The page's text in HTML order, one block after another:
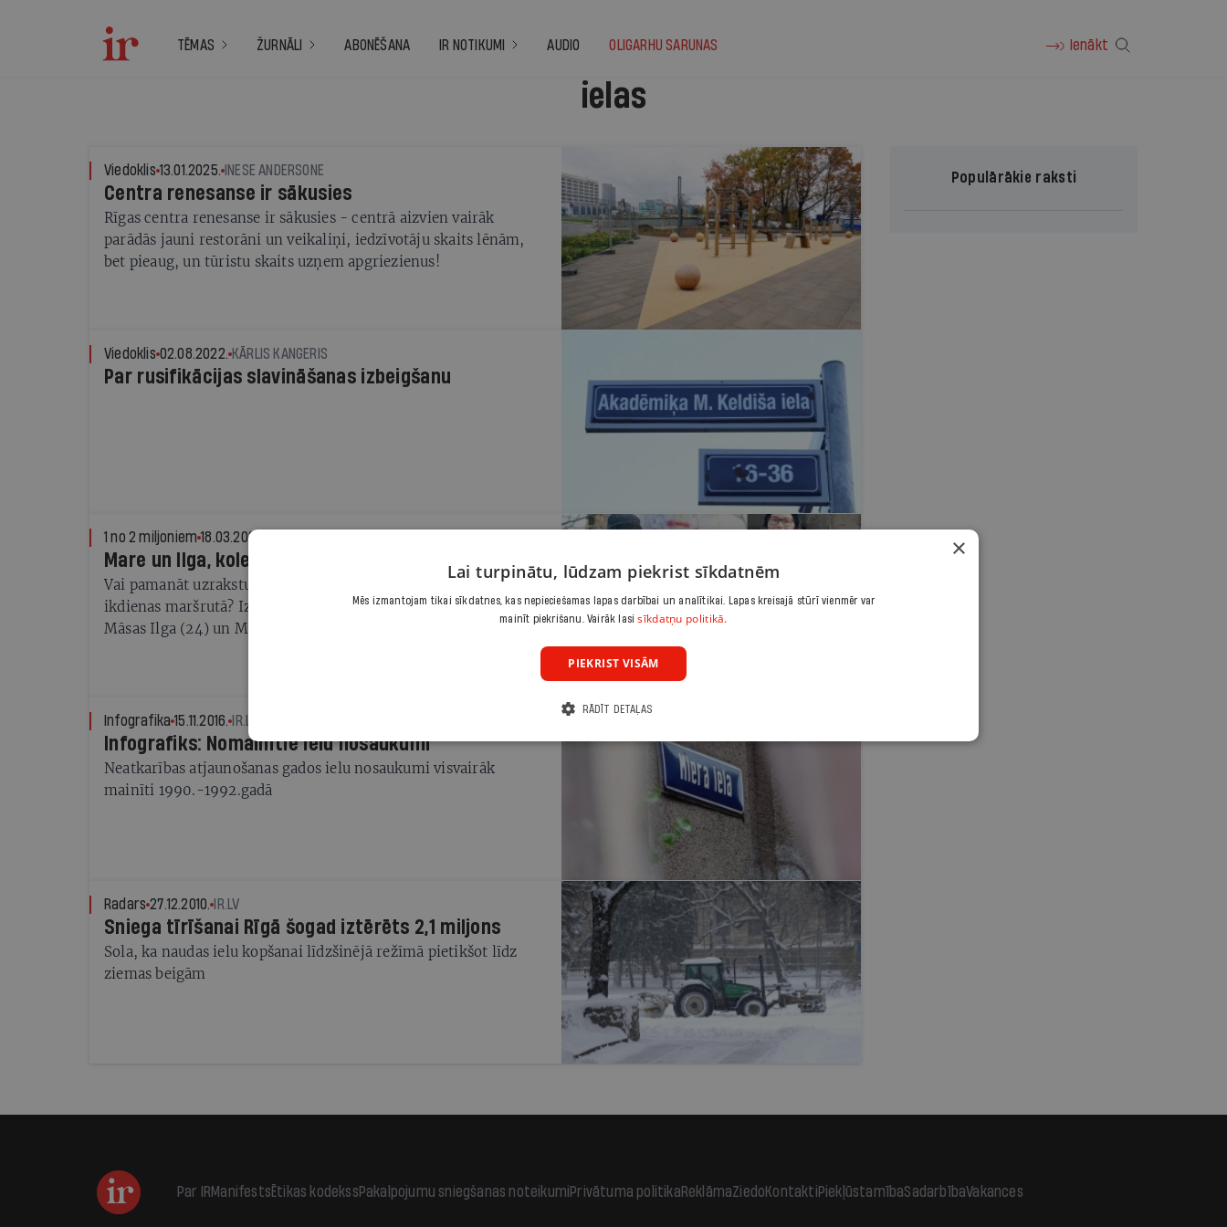
TĒMAS ŽURNĀLI ABONĒŠANA IR NOTIKUMI AUDIO OLIGARHU SARUNAS Ienākt
ielas
Viedoklis 13.01.2025. INESE ANDERSONE
Centra renesanse ir sākusies
Rīgas centra renesanse ir sākusies - centrā aizvien vairāk
parādās jauni restorāni un veikaliņi, iedzīvotāju skaits lēnām,
bet pieaug, un tūristu skaits uzņem apgriezienus!
Viedoklis 02.08.2022. KĀRLIS KANGERIS
Par rusifikācijas slavināšanas izbeigšanu
1 no 2 miljoniem 18.03.2020.
Mare un Ilga, kolekcionē ielu uzrakstus
Vai pamanāt uzrakstus, kas rotā māju sienas un stabus jūsu
ikdienas maršrutā? Izrādās, to ir daudz vairāk, nekā ievērojam.
Māsas Ilga (24) un Mare (20), kā viņa lūdz sevi saukt, jau ceturto
Infografika 15.11.2016. IR.LV
Infografiks: Nomainītie ielu nosaukumi
Neatkarības atjaunošanas gados ielu nosaukumi visvairāk
mainīti 1990.-1992.gadā
Radars 27.12.2010. IR.LV
Sniega tīrīšanai Rīgā šogad iztērēts 2,1 miljons
Sola, ka naudas ielu kopšanai līdzšinējā režīmā pietikšot līdz
ziemas beigām
Populārākie raksti
Par IRManifestsĒtikas kodekssPakalpojumu sniegšanas noteikumiPrivātuma politikaReklāmaZiedoKontaktiPiekļūstamībaSadarbībaVakances
×
Lai turpinātu, lūdzam piekrist sīkdatnēm
Mēs izmantojam tikai sīkdatnes, kas nepieciešamas lapas darbībai un analītikai. Lapas kreisajā stūrī vienmēr var
mainīt piekrišanu. Vairāk lasisīkdatņu politikā.
PIEKRIST VISĀM
RĀDĪT DETAĻAS